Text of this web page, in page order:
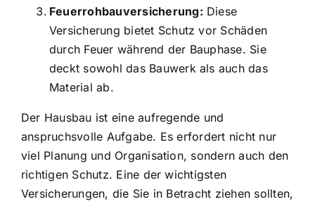
Feuerrohbauversicherung: Diese
Versicherung bietet Schutz vor Schäden
durch Feuer während der Bauphase. Sie
deckt sowohl das Bauwerk als auch das
Material ab.
Der Hausbau ist eine aufregende und
anspruchsvolle Aufgabe. Es erfordert nicht nur
viel Planung und Organisation, sondern auch den
richtigen Schutz. Eine der wichtigsten
Versicherungen, die Sie in Betracht ziehen sollten,